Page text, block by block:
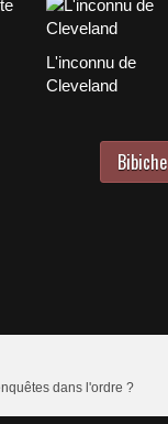
L'inconnu de
Cleveland
Bibiche
dans l'ordre ?